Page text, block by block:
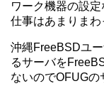
ワーク機器の設
仕事はあまりまわ
沖縄FreeBSDユ
るサーバを
ないのでOFUGの